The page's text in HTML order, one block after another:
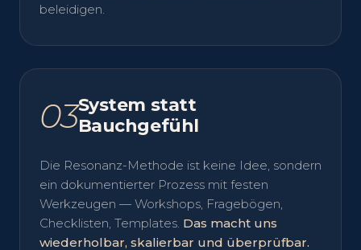
beleidigen.
03System statt
Bauchgefühl
Die Resonanz-Methode ist keine Idee, sondern
ein dokumentierter Prozess mit festen
Werkzeugen — Workshops, Fragebögen,
Checklisten, Templates. Das macht uns
wiederholbar, skalierbar und überprüfbar.